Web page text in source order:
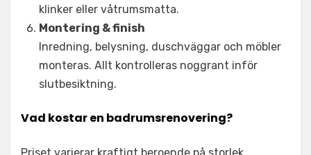
klinker eller våtrumsmatta.
Montering & finish
Inredning, belysning, duschväggar och möbler
monteras. Allt kontrolleras noggrant inför
slutbesiktning.
Vad kostar en badrumsrenovering?